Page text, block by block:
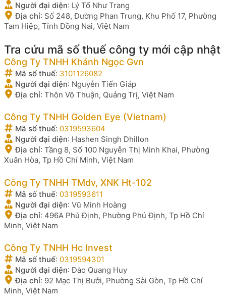
Người đại diện: Lý Tố Như Trang
Địa chỉ: Số 248, Đường Phan Trung, Khu Phố 17, Phường
Tam Hiệp, Tỉnh Đồng Nai, Việt Nam
Tra cứu mã số thuế công ty mới cập nhật
Công Ty TNHH Khánh Ngọc Gvn
Mã số thuế: 3101126082
Người đại diện: Nguyễn Tiến Giáp
Địa chỉ: Thôn Võ Thuận, Quảng Trị, Việt Nam
Công Ty TNHH Golden Eye (Vietnam)
Mã số thuế: 0319593604
Người đại diện: Hashen Singh Dhillon
Địa chỉ: Tầng 8, Số 100 Nguyễn Thị Minh Khai, Phường
Xuân Hòa, Tp Hồ Chí Minh, Việt Nam
Công Ty TNHH TMdv, XNK Ht-102
Mã số thuế: 0319593611
Người đại diện: Vũ Minh Hoàng
Địa chỉ: 496A Phú Định, Phường Phú Định, Tp Hồ Chí
Minh, Việt Nam
Công Ty TNHH Hc Invest
Mã số thuế: 0319594301
Người đại diện:Đào Quang Huy
Địa chỉ: 92 Mạc Thị Bưởi, Phường Sài Gòn, Tp Hồ Chí
Minh, Việt Nam